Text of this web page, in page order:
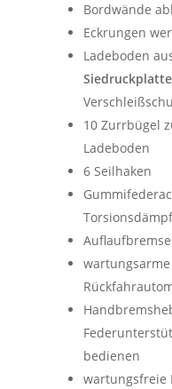
Bordwände
Eckrungen
Ladeboden
10 Zurrbügel
Ladeboden
6 Seilhaken
bedienen
wartungsfreie